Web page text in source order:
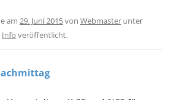
am 29. Juni 2015von Webmaster unter
Info veröffentlicht.